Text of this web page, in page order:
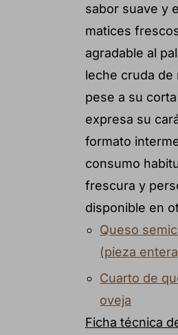
sabor suave y
matices
agradable al
leche cruda de
pese a su
expresa su
formato
consumo
frescura y
disponible en
Queso
(pieza
Cuarto de
oveja
Ficha técnica